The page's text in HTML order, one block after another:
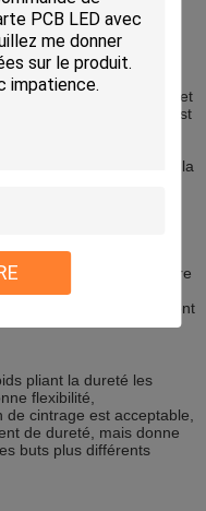
pour produire la
conception d'inverseur
pour conduire, et
des comprimés froids, est
aux rayons, de
conditions etc. pour
et de la production de la
froids ont un
de son poids et
grammes par centimètre
conditions spéciales
du film luminescent seront
pliant la dureté les
flexibilité,
cintrage est acceptable,
de dureté, mais donne
buts plus différents